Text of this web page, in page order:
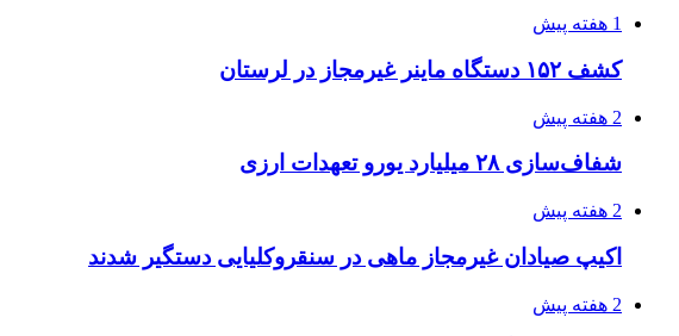
1 هفته پیش
کشف ۱۵۲ دستگاه ماینر غیرمجاز در لرستان
2 هفته پیش
شفاف‌سازی ۲۸ میلیارد یورو تعهدات ارزی
2 هفته پیش
اکیپ صیادان غیرمجاز ماهی در سنقروکلیایی دستگیر شدند
2 هفته پیش